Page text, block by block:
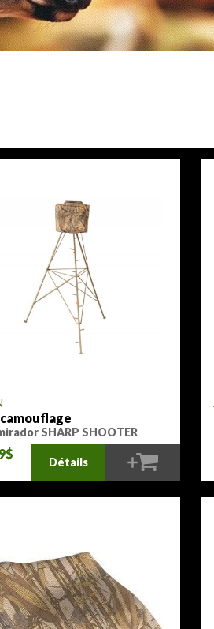
SHARP SHOOTER
Détails